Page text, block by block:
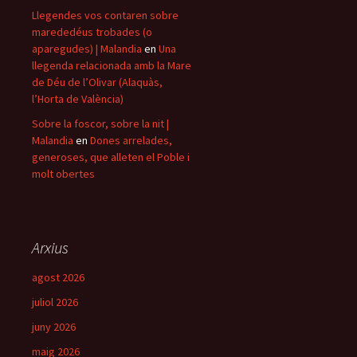
Llegendes vos contaren sobre
marededéus trobades (o
aparegudes) | Malandia en Una
llegenda relacionada amb la Mare
de Déu de l’Olivar (Alaquàs,
l’Horta de València)
Sobre la foscor, sobre la nit |
Malandia en Dones arrelades,
generoses, que alleten el Poble i
molt obertes
Arxius
agost 2026
juliol 2026
juny 2026
maig 2026